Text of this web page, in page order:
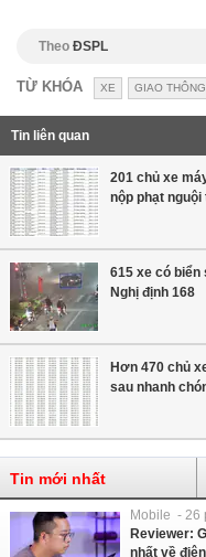
Theo ĐSPL
TỪ KHÓA XE GIAO THÔNG
Tin liên quan
201 chủ xe
nộp phạt nguội
615 xe có biển
Nghị định 168
Hơn 470 chủ
sau nhanh
Tin mới nhất
Mobile - 26
Reviewer:
nhất về